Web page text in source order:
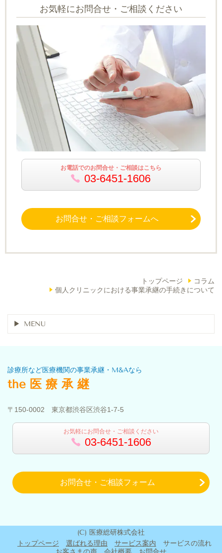
お気軽にお問合せ・ご相談ください
お電話でのお問合せ・ご相談はこちら
03-6451-1606
お問合せ・ご相談フォームへ
トップページ
コラム
個人クリニックにおける事業承継の手続きについて
MENU
診療所など医療機関の事業承継・M&Aなら
the 医 療 承 継
〒150-0002 東京都渋谷区渋谷1-7-5
お気軽にお問合せ・ご相談ください
03-6451-1606
お問合せ・ご相談フォーム
(C) 医療総研株式会社
トップページ
選ばれる理由 サービス案内
サービスの流れ